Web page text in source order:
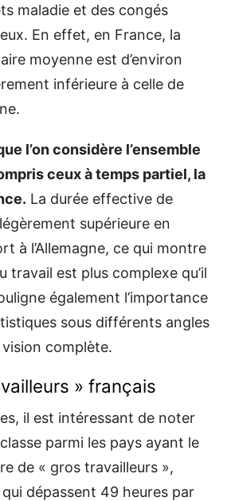
maladie et des congés
En effet, en France, la
moyenne est d’environ
inférieure à celle de
l’on considère l’ensemble
ceux à temps partiel, la
La durée effective de
supérieure en
à l’Allemagne, ce qui montre
travail est plus complexe qu’il
également l’importance
sous différents angles
complète.
» français
il est intéressant de noter
parmi les pays ayant le
de « gros travailleurs »,
dépassent 49 heures par